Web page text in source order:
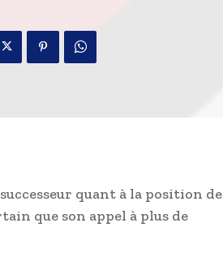
quant à la position de
que son appel à plus de